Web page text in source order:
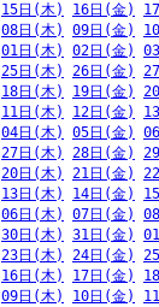
15日(木) 16日(金)
08日(木) 09日(金)
01日(木) 02日(金)
25日(木) 26日(金)
18日(木) 19日(金)
11日(木) 12日(金)
04日(木) 05日(金)
27日(木) 28日(金)
20日(木) 21日(金)
13日(木) 14日(金)
06日(木) 07日(金)
30日(木) 31日(金)
23日(木) 24日(金)
16日(木) 17日(金)
09日(木) 10日(金)